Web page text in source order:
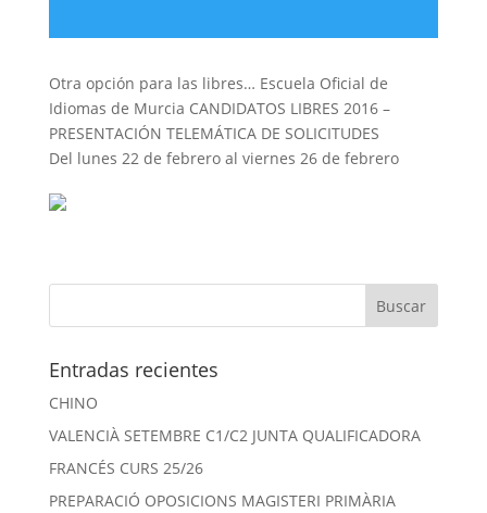
Otra opción para las libres… Escuela Oficial de
Idiomas de Murcia CANDIDATOS LIBRES 2016 –
PRESENTACIÓN TELEMÁTICA DE SOLICITUDES
Del lunes 22 de febrero al viernes 26 de febrero
Entradas recientes
CHINO
VALENCIÀ SETEMBRE C1/C2 JUNTA QUALIFICADORA
FRANCÉS CURS 25/26
PREPARACIÓ OPOSICIONS MAGISTERI PRIMÀRIA